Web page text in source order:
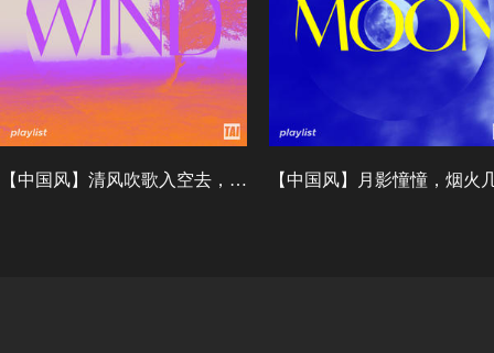
【中国风】清风吹歌入空去，淡如清风声未歇 【中国风】月影憧憧，烟火